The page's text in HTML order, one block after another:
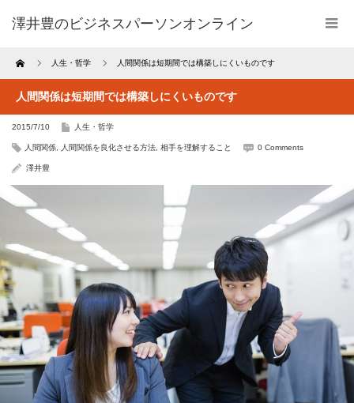
澤井豊のビジネスパーソンオンライン
Home 人生・哲学 人間関係は短期間では構築しにくいものです
人間関係は短期間では構築しにくいものです
2015/7/10 人生・哲学
人間関係 人間関係を良化させる方法 相手を理解すること 0 Comments
澤井豊